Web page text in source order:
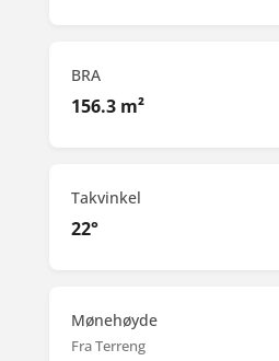
BRA
156.3 m²
Takvinkel
22°
Mønehøyde
Fra Terreng